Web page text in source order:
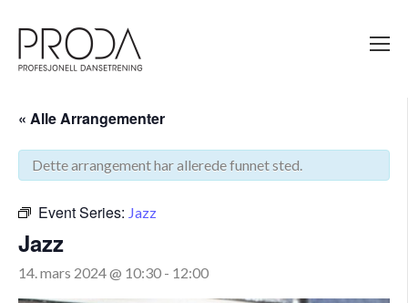
sidens
hovedinnhold
« Alle Arrangementer
Dette arrangement har allerede funnet sted.
Event Series: Jazz
Jazz
14. mars 2024 @ 10:30 - 12:00